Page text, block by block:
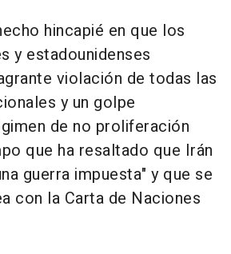
hincapié en que los
y estadounidenses
violación de todas las
y un golpe
de no proliferación
que ha resaltado que Irán
guerra impuesta" y que se
con la Carta de Naciones